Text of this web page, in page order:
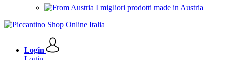
I migliori prodotti made in Austria
Login